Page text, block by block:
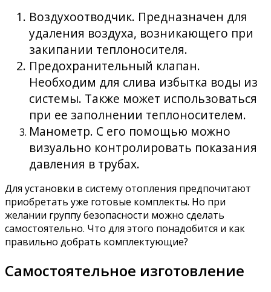
Воздухоотводчик. Предназначен для
удаления воздуха, возникающего при
закипании теплоносителя.
Предохранительный клапан.
Необходим для слива избытка воды из
системы. Также может использоваться
при ее заполнении теплоносителем.
Манометр. С его помощью можно
визуально контролировать показания
давления в трубах.
Для установки в систему отопления предпочитают
приобретать уже готовые комплекты. Но при
желании группу безопасности можно сделать
самостоятельно. Что для этого понадобится и как
правильно добрать комплектующие?
Самостоятельное изготовление